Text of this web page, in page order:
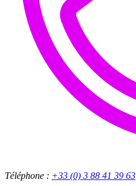
Téléphone : +33 (0) 3 88 41 39 63